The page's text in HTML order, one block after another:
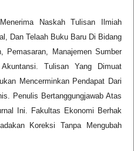
Naskah Tulisan Ilmiah
Dan Telaah Buku Baru Di Bidang
Pemasaran, Manajemen Sumber
Tulisan Yang Dimuat
Mencerminkan Pendapat Dari
Penulis Bertanggungjawab Atas
Ini. Fakultas Ekonomi Berhak
Koreksi Tanpa Mengubah